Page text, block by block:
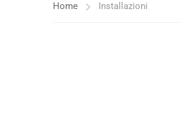
Home Installazioni